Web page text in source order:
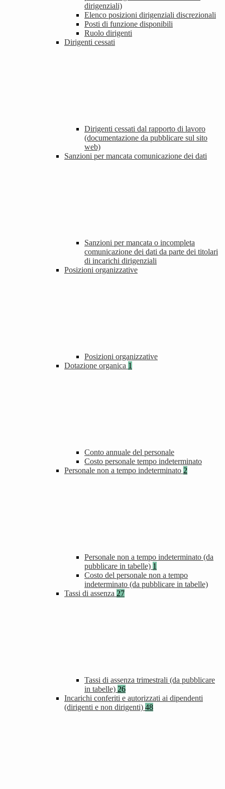
dirigenziali)
Elenco posizioni dirigenziali discrezionali
Posti di funzione disponibili
Ruolo dirigenti
Dirigenti cessati
Dirigenti cessati dal rapporto di lavoro
(documentazione da pubblicare sul sito
web)
Sanzioni per mancata comunicazione dei dati
Sanzioni per mancata o incompleta
comunicazione dei dati da parte dei titolari
di incarichi dirigenziali
Posizioni organizzative
Posizioni organizzative
Dotazione organica 1
Conto annuale del personale
Costo personale tempo indeterminato
Personale non a tempo indeterminato 2
Personale non a tempo indeterminato (da
pubblicare in tabelle) 1
Costo del personale non a tempo
indeterminato (da pubblicare in tabelle)
Tassi di assenza 27
Tassi di assenza trimestrali (da pubblicare
in tabelle) 26
Incarichi conferiti e autorizzati ai dipendenti
(dirigenti e non dirigenti) 48